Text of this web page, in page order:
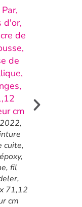
cuite,
fil
71,12
cm